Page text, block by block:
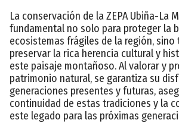
La conservación de la ZEPA Ubiña-La
fundamental no solo para proteger la
ecosistemas frágiles de la región, sino
preservar la rica herencia cultural y
este paisaje montañoso. Al valorar y
patrimonio natural, se garantiza su
generaciones presentes y futuras,
continuidad de estas tradiciones y la
este legado para las próximas